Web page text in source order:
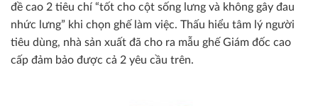
đề cao 2 tiêu chí “tốt cho cột sống lưng và không gây đau
nhức lưng” khi chọn ghế làm việc. Thấu hiểu tâm lý người
tiêu dùng, nhà sản xuất đã cho ra mẫu ghế Giám đốc cao
cấp đảm bảo được cả 2 yêu cầu trên.